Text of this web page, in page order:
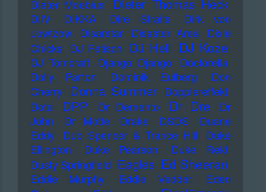
Dieter Moebius Dieter Thomas Heck
DiIV DIKKA Dire Straits
Dirk von
Lowtzow
Disarstar Disaster Area
Dixie
Chicks DJ Fetisch DJ Hell DJ Koze
DJ Tomcraft Django Django
Doctorella
Dolly Parton
Dominik Eulberg
Don
Cherry Donna Summer Dopplereffekt
Dota
DPP Dr Demento Dr Dre
Dr
John
Dr Motte Drake DSDS
Duane
Eddy
Dub Spencer & Trance Hill
Duke
Ellington
Duke Pearson
Duke Reid
Dusty Springfield Eagles Ed Sheeran
Eddie Murphy Eddie Vedder
Eden